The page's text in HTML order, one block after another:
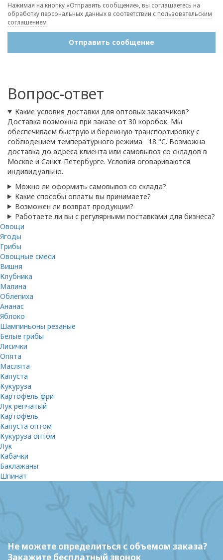
Нажимая на кнопку «Отправить сообщение», вы соглашаетесь на
обработку персональных данных в соответствии с пользовательским
соглашением
Отправить сообщение
Вопрос-ответ
Какие условия доставки для оптовых заказчиков?
Доставка возможна при заказе от 30 коробок. Мы
обеспечиваем быструю и бережную транспортировку с
соблюдением температурного режима −18 °C. Возможна
доставка до адреса клиента или самовывоз со складов в
Москве и Санкт-Петербурге. Условия оговариваются
индивидуально.
Можно ли оформить самовывоз со склада?
Какие способы оплаты вы принимаете?
Возможен ли возврат продукции?
Работаете ли вы с регулярными поставками для бизнеса?
Овощи
Ягоды
Грибы
Овощные смеси
Вишня
Клубника
Малина
Облепиха
Ананас
Яблоко
Шампиньоны резаные
Белые грибы
Лисички
Опята
Маслята
Капуста
Кукуруза
Картофель фри
Лук репчатый
Картофель
Капуста оптом
Кукуруза оптом
Лук
Кабачки
Баклажаны
Шпинат
Не можете определиться с объемом заказа?
Закажите бесплатный звонок